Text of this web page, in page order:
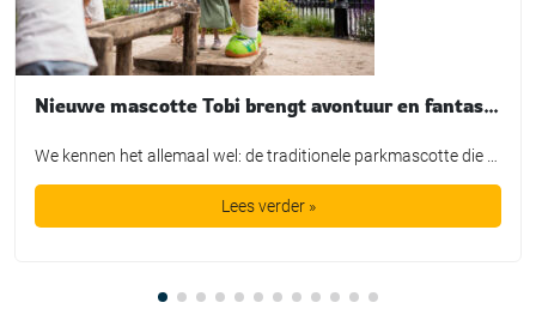
Nieuwe mascotte Tobi brengt avontuur en fantasie tot leven bij TopParken
Lees verder »